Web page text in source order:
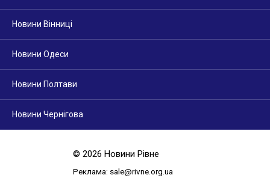
Новини Вінниці
Новини Одеси
Новини Полтави
Новини Чернігова
© 2026 Новини Рівне
Реклама: sale@rivne.org.ua